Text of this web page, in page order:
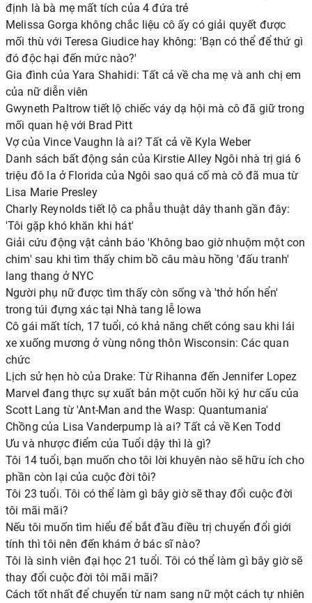
định là bà mẹ mất tích của 4 đứa trẻ
Melissa Gorga không chắc liệu cô ấy có giải quyết được
mối thù với Teresa Giudice hay không: 'Bạn có thể để thứ gì
đó độc hại đến mức nào?'
Gia đình của Yara Shahidi: Tất cả về cha mẹ và anh chị em
của nữ diễn viên
Gwyneth Paltrow tiết lộ chiếc váy dạ hội mà cô đã giữ trong
mối quan hệ với Brad Pitt
Vợ của Vince Vaughn là ai? Tất cả về Kyla Weber
Danh sách bất động sản của Kirstie Alley Ngôi nhà trị giá 6
triệu đô la ở Florida của Ngôi sao quá cố mà cô đã mua từ
Lisa Marie Presley
Charly Reynolds tiết lộ ca phẫu thuật dây thanh gần đây:
'Tôi gặp khó khăn khi hát'
Giải cứu động vật cảnh báo 'Không bao giờ nhuộm một con
chim' sau khi tìm thấy chim bồ câu màu hồng 'đấu tranh'
lang thang ở NYC
Người phụ nữ được tìm thấy còn sống và 'thở hổn hển'
trong túi đựng xác tại Nhà tang lễ Iowa
Cô gái mất tích, 17 tuổi, có khả năng chết cóng sau khi lái
xe xuống mương ở vùng nông thôn Wisconsin: Các quan
chức
Lịch sử hẹn hò của Drake: Từ Rihanna đến Jennifer Lopez
Marvel đang thực sự xuất bản một cuốn hồi ký hư cấu của
Scott Lang từ 'Ant-Man and the Wasp: Quantumania'
Chồng của Lisa Vanderpump là ai? Tất cả về Ken Todd
Ưu và nhược điểm của Tuổi dậy thì là gì?
Tôi 14 tuổi, bạn muốn cho tôi lời khuyên nào sẽ hữu ích cho
phần còn lại của cuộc đời tôi?
Tôi 23 tuổi. Tôi có thể làm gì bây giờ sẽ thay đổi cuộc đời
tôi mãi mãi?
Nếu tôi muốn tìm hiểu để bắt đầu điều trị chuyển đổi giới
tính thì tôi nên đến khám ở bác sĩ nào?
Tôi là sinh viên đại học 21 tuổi. Tôi có thể làm gì bây giờ sẽ
thay đổi cuộc đời tôi mãi mãi?
Cách tốt nhất để chuyển từ nam sang nữ một cách tự nhiên